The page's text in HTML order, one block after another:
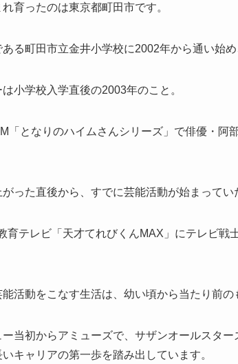
育ったのは東京都町田市です。
る町田市立金井小学校に2002年から通い始め
小学校入学直後の2003年のこと。
「となりのハイムさんシリーズ」で俳優・阿
った直後から、すでに芸能活動が始まってい
育テレビ「天才てれびくんMAX」にテレビ戦
活動をこなす生活は、幼い頃から当たり前の
当初からアミューズで、サザンオールスタ
キャリアの第一歩を踏み出しています。